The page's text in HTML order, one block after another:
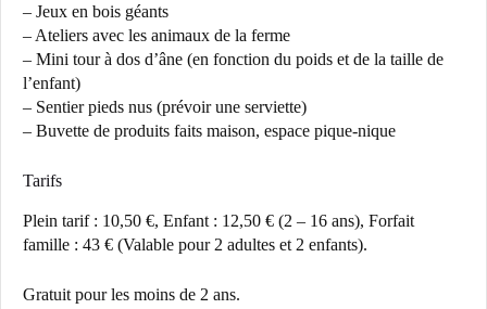
– Jeux en bois géants
– Ateliers avec les animaux de la ferme
– Mini tour à dos d’âne (en fonction du poids et de la taille de
l’enfant)
– Sentier pieds nus (prévoir une serviette)
– Buvette de produits faits maison, espace pique-nique
Tarifs
Plein tarif : 10,50 €, Enfant : 12,50 € (2 – 16 ans), Forfait
famille : 43 € (Valable pour 2 adultes et 2 enfants).
Gratuit pour les moins de 2 ans.